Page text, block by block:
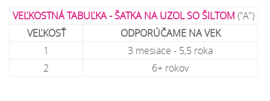
VEĽKOSTNÁ TABUĽKA - ŠATKA NA UZOL SO ŠILTOM ("A")
VEĽKOSŤ
ODPORÚČAME NA VEK
1
3 mesiace - 5,5 roka
2
6+ rokov